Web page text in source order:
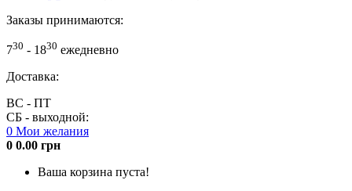
Заказы принимаются:
730 - 1830 ежедневно
Доставка:
ВС - ПТ
СБ - выходной:
0 Мои желания
0 0.00 грн
Ваша корзина пуста!